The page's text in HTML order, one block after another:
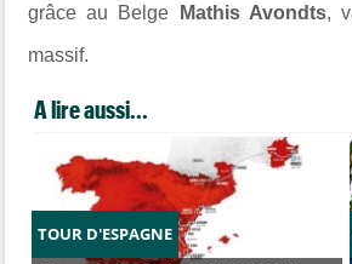
grâce au Belge Mathis Avondts,
massif.
A lire aussi...
TOUR D'ESPAGNE